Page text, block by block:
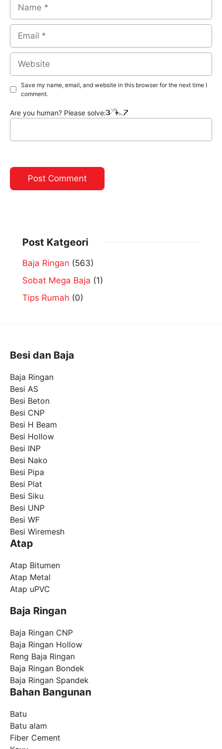
Email
Website
Save my name, email, and website in this browser for the next time I
comment.
Are you human? Please solve:
Post Katgeori
Baja Ringan (563)
Sobat Mega Baja (1)
Tips Rumah (0)
Besi dan Baja
Baja Ringan
Besi AS
Besi Beton
Besi CNP
Besi H Beam
Besi Hollow
Besi INP
Besi Nako
Besi Pipa
Besi Plat
Besi Siku
Besi UNP
Besi WF
Besi Wiremesh
Atap
Atap Bitumen
Atap Metal
Atap uPVC
Baja Ringan
Baja Ringan CNP
Baja Ringan Hollow
Reng Baja Ringan
Baja Ringan Bondek
Baja Ringan Spandek
Bahan Bangunan
Batu
Batu alam
Fiber Cement